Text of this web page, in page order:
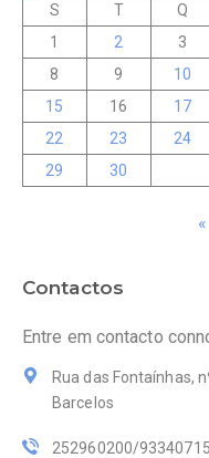
S T Q
1
2 3
8
9 10
15
16 17
22
23 24
29
30
Contactos
Entre em contacto
Rua das Fontaínhas,
Barcelos
252960200/